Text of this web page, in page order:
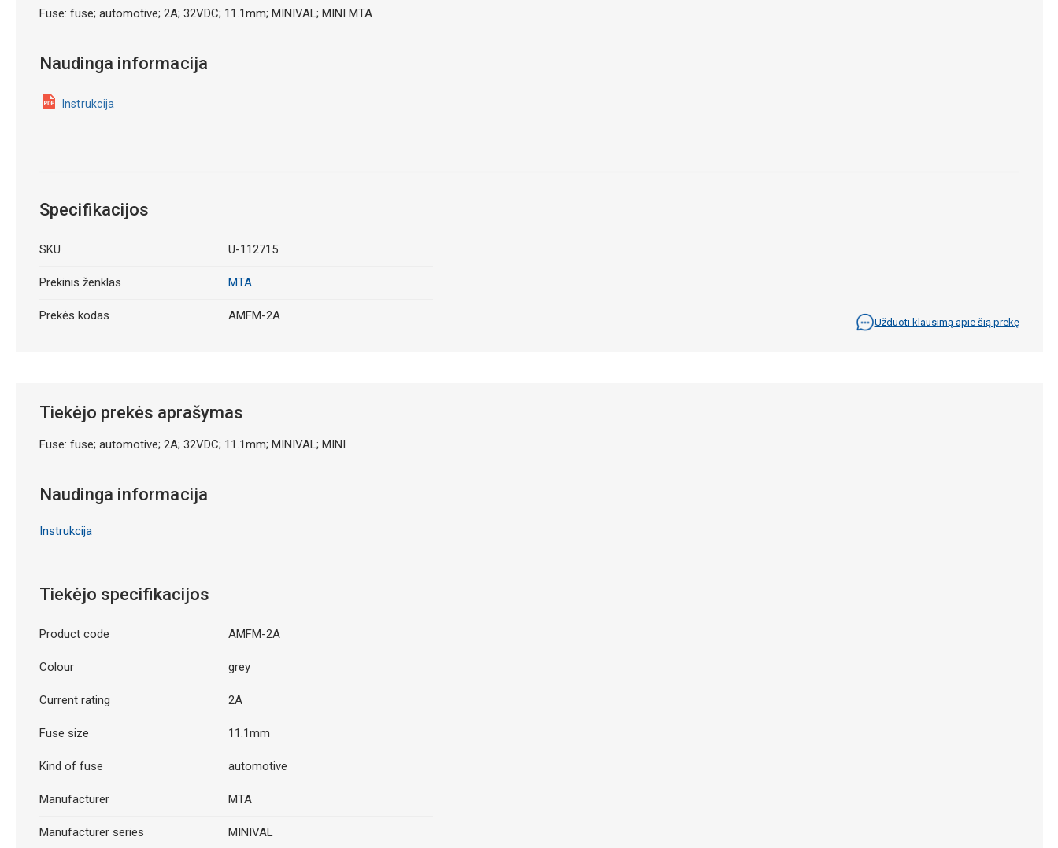
Fuse: fuse; automotive; 2A; 32VDC; 11.1mm; MINIVAL; MINI MTA
Naudinga informacija
Instrukcija
Specifikacijos
SKU U-112715
Prekinis ženklas MTA
Prekės kodas AMFM-2A Užduoti klausimą apie šią prekę
Tiekėjo prekės aprašymas
Fuse: fuse; automotive; 2A; 32VDC; 11.1mm; MINIVAL; MINI
Naudinga informacija
Instrukcija
Tiekėjo specifikacijos
Product code AMFM-2A
Colour grey
Current rating 2A
Fuse size 11.1mm
Kind of fuse automotive
Manufacturer MTA
Manufacturer series MINIVAL